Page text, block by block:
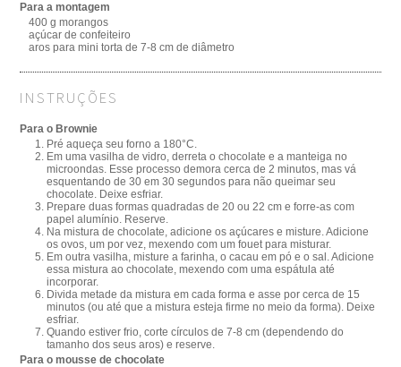
Para a montagem
400 g morangos
açúcar de confeiteiro
aros para mini torta de 7-8 cm de diâmetro
INSTRUÇÕES
Para o Brownie
Pré aqueça seu forno a 180°C.
Em uma vasilha de vidro, derreta o chocolate e a manteiga no
microondas. Esse processo demora cerca de 2 minutos, mas vá
esquentando de 30 em 30 segundos para não queimar seu
chocolate. Deixe esfriar.
Prepare duas formas quadradas de 20 ou 22 cm e forre-as com
papel alumínio. Reserve.
Na mistura de chocolate, adicione os açúcares e misture. Adicione
os ovos, um por vez, mexendo com um fouet para misturar.
Em outra vasilha, misture a farinha, o cacau em pó e o sal. Adicione
essa mistura ao chocolate, mexendo com uma espátula até
incorporar.
Divida metade da mistura em cada forma e asse por cerca de 15
minutos (ou até que a mistura esteja firme no meio da forma). Deixe
esfriar.
Quando estiver frio, corte círculos de 7-8 cm (dependendo do
tamanho dos seus aros) e reserve.
Para o mousse de chocolate